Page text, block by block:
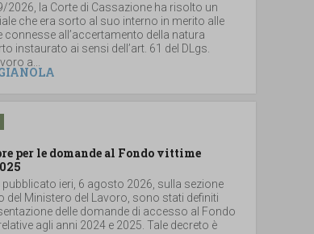
2026, la Corte di Cassazione ha risolto un
che era sorto al suo interno in merito alle
all’accertamento della natura
instaurato ai sensi dell’art. 61 del DLgs.
a...
per le domande al Fondo vittime
pubblicato ieri, 6 agosto 2026, sulla sezione
del Ministero del Lavoro, sono stati definiti
delle domande di accesso al Fondo
agli anni 2024 e 2025. Tale decreto è